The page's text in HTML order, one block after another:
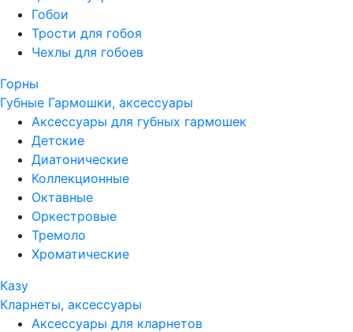
Гобои
Трости для гобоя
Чехлы для гобоев
Горны
Губные Гармошки, аксессуары
Аксессуары для губных гармошек
Детские
Диатонические
Коллекционные
Октавные
Оркестровые
Тремоло
Хроматические
Казу
Кларнеты, аксессуары
Аксессуары для кларнетов